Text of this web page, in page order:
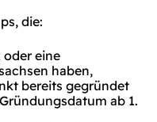
die:
eine
haben,
bereits gegründet
ab 1.